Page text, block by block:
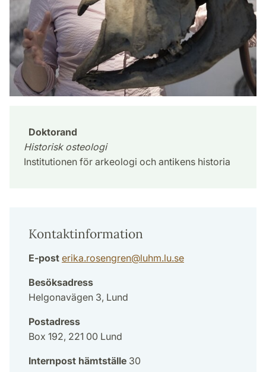
Doktorand
Historisk osteologi
Institutionen för arkeologi och antikens historia
Kontaktinformation
E-post erika.rosengren@luhm.lu.se
Besöksadress
Helgonavägen 3, Lund
Postadress
Box 192, 221 00 Lund
Internpost hämtställe 30